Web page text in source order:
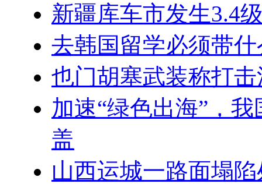
新疆库车市发生3.4
去韩国留学必须带
也门胡塞武装称打
加速“绿色出海”，
盖
山西运城一路面塌